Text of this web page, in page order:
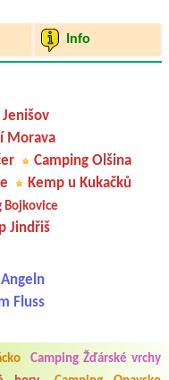
Info
Morava
Camping Olšina
Kemp u Kukačků
Bojkovice
Jindřiš
Fluss
Camping Žďárské vrchy
Kemp jako takový je pěkný.